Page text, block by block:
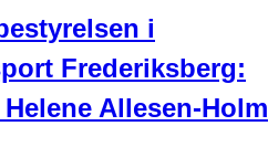
i
Frederiksberg:
Allesen-Holm